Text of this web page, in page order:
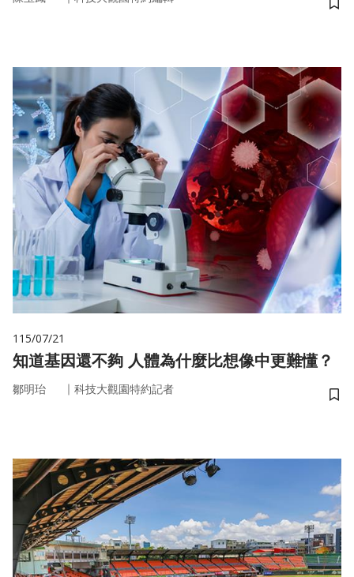
儲
115/07/21
知道基因還不夠 人體為什麼比想像中更難懂？
鄒明珆 ｜ 科技大觀園特約記者
儲